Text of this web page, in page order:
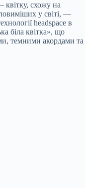
схожу на
у світі, —
headspace в
біла квітка», що
темними акордами та